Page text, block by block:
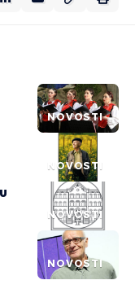
NOVOSTI
NOVOSTI
NOVOSTI
NOVOSTI